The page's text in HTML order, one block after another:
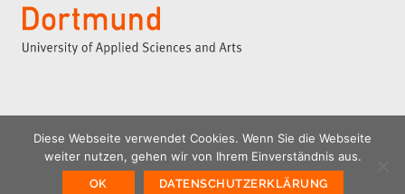
© 2026 | ILIAS Kompetenzzentrum | FH Dortmund
Datenschutz
Home Kontakt Impressum
Diese Webseite verwendet Cookies. Wenn Sie die Webseite
weiter nutzen, gehen wir von Ihrem Einverständnis aus.
OK DATENSCHUTZERKLÄRUNG